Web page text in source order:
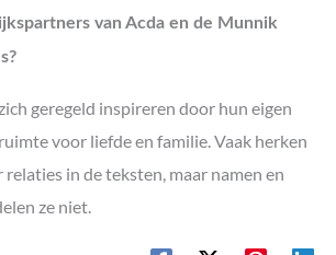
van Acda en de Munnik
geregeld inspireren door hun eigen
voor liefde en familie. Vaak herken
relaties in de teksten, maar namen en
ze niet.